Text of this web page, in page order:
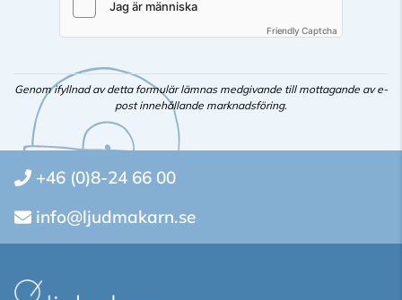
Friendly Captcha
Genom ifyllnad av detta formulär lämnas medgivande till mottagande av e-
post innehållande marknadsföring.
+46 (0)8-24 66 00
info@ljudmakarn.se